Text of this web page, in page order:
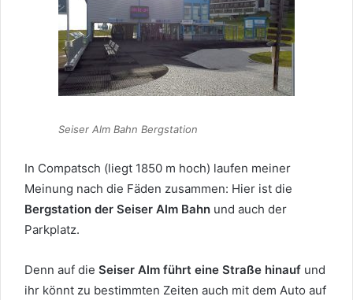
Seiser Alm Bahn Bergstation
In Compatsch (liegt 1850 m hoch) laufen meiner
Meinung nach die Fäden zusammen: Hier ist die
Bergstation der Seiser Alm Bahn und auch der
Parkplatz.
Denn auf die Seiser Alm führt eine Straße hinauf und
ihr könnt zu bestimmten Zeiten auch mit dem Auto auf